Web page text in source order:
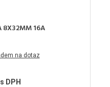
8X32MM 16A
na dotaz
DPH